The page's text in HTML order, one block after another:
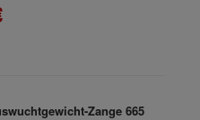
Zange 665